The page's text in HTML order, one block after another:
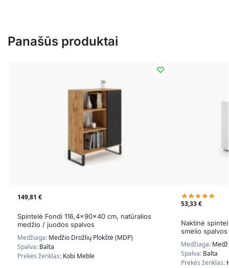
Panašūs produktai
149,81 €
Spintelė Fondi 116,4x90x40 cm, natūralios
medžio / juodos spalvos
Medžiaga: Medžio Drožlių Plokštė (MDP)
Spalva: Balta
Prekės ženklas: Kobi Meble
53,33€
Naktinė
smėlio spalvos
Medžiaga:
Spalva: Balta
Prekės ženklas: